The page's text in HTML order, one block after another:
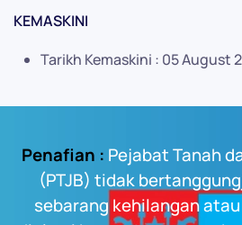
KEMASKINI
Tarikh Kemaskini : 05 August
Penafian : Pejabat Tanah
(PTJB) tidak
sebarang kehilangan